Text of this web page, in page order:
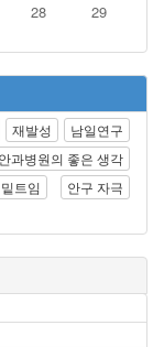
28
29
재발성
남일연구
과병원의 좋은 생각
밑트임
안구 자극